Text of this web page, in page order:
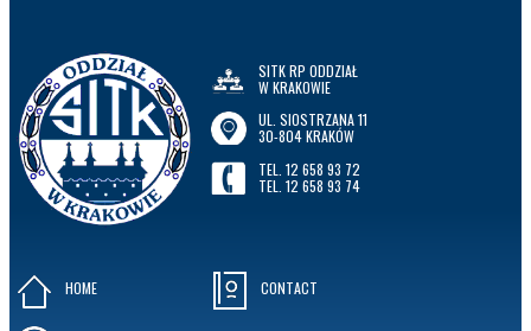
SITK RP ODDZIAŁ
W KRAKOWIE
UL. SIOSTRZANA 11
30-804 KRAKÓW
TEL. 12 658 93 72
TEL. 12 658 93 74
HOME CONTACT